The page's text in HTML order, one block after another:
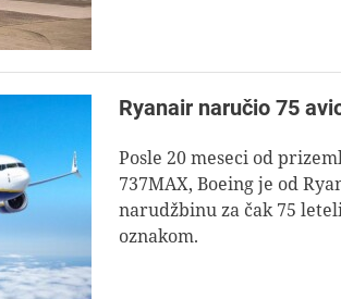
Ryanair naručio 75
Posle 20 meseci od
737MAX, Boeing je od
narudžbinu za čak 75
oznakom.